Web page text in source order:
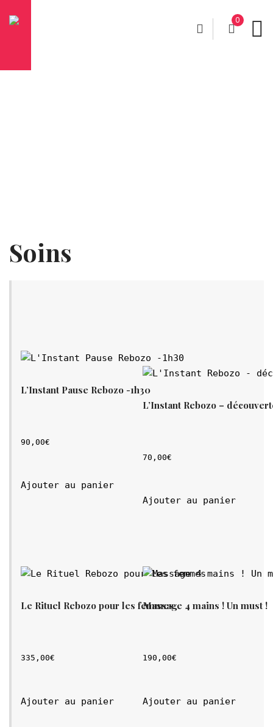
0
Soins
L’Instant Pause Rebozo -1h30
90,00€
Ajouter au panier
L’Instant Rebozo –
70,00€
Ajouter au panier
Le Rituel Rebozo pour les femmes
335,00€
Ajouter au panier
Massage 4 mains ! Un must !
190,00€
Ajouter au panier